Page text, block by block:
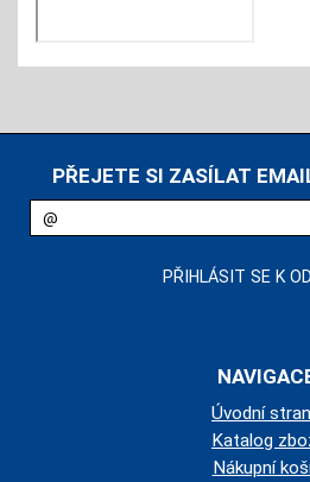
PŘEJETE SI ZASÍLAT
Úvodní
Katalog
Nákupní